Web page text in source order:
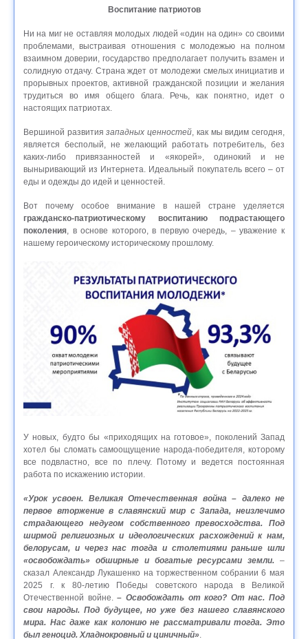
Воспитание патриотов
Ни на миг не оставляя молодых людей «один на один» со своими
проблемами, выстраивая отношения с молодежью на полном
взаимном доверии, государство предполагает получить взамен и
солидную отдачу. Страна ждет от молодежи смелых инициатив и
прорывных проектов, активной гражданской позиции и желания
трудиться во имя общего блага. Речь, как понятно, идет о
настоящих патриотах.
Вершиной развитиязападных ценностей, как мы видим сегодня,
является бесполый, не желающий работать потребитель, без
каких-либо привязанностей и «якорей», одинокий и не
выныривающий из Интернета. Идеальный покупатель всего – от
еды и одежды до идей и ценностей.
Вот почему особое внимание в нашей стране уделяется
гражданско-патриотическому воспитанию подрастающего
поколения, в основе которого, в первую очередь, – уважение к
нашему героическому историческому прошлому.
У новых, будто бы «приходящих на готовое», поколений Запад
хотел бы сломать самоощущение народа-победителя, которому
все подвластно, все по плечу. Потому и ведется постоянная
работа по искажению истории.
«Урок усвоен. Великая Отечественная война – далеко не
первое вторжение в славянский мир с Запада, неизлечимо
страдающего недугом собственного превосходства. Под
ширмой религиозных и идеологических расхождений к нам,
белорусам, и через нас тогда и столетиями раньше шли
«освобождать» обширные и богатые ресурсами земли. –
сказал Александр Лукашенко на торжественном собрании 6 мая
2025 г. к 80‑летию Победы советского народа в Великой
Отечественной войне.
– Освобождать от кого? От нас. Под
свои народы. Под будущее, но уже без нашего славянского
мира. Нас даже как колонию не рассматривали тогда. Это
был геноцид. Хладнокровный и циничный»